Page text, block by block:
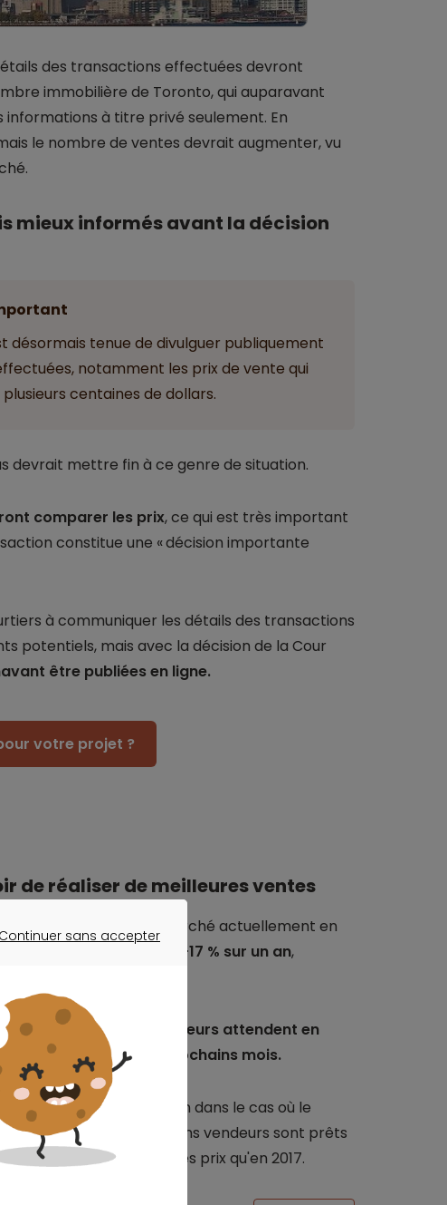
des transactions effectuées devront
immobilière de Toronto, qui auparavant
à titre privé seulement. En
le nombre de ventes devrait augmenter, vu
mieux informés avant la décision
désormais tenue de divulguer publiquement
notamment les prix de vente qui
centaines de dollars.
devrait mettre fin à ce genre de situation.
comparer les prix, ce qui est très important
constitue une « décision importante
à communiquer les détails des transactions
potentiels, mais avec la décision de la Cour
être publiées en ligne.
votre projet ?
de réaliser de meilleures ventes
un coup de fouet au marché actuellement en
a progressé de +17 % sur un an,
s’est tassé.
Les vendeurs attendent en
dans les prochains mois.
conservent leur bien dans le cas où le
auparavant. Certains vendeurs sont prêts
de bénéficier des mêmes prix qu'en 2017.
Continuer sans accepter